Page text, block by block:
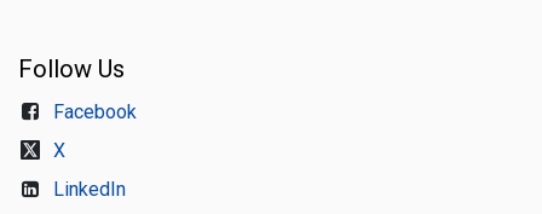
Follow Us
Facebook
X
LinkedIn